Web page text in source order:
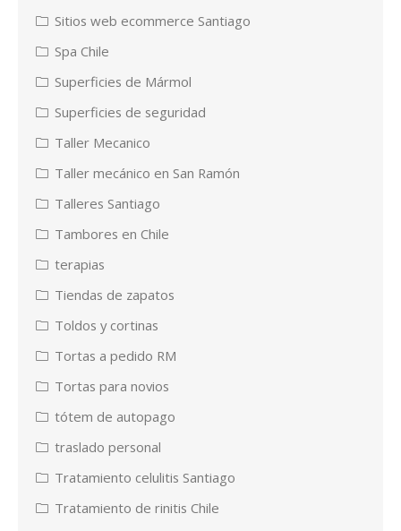
Sitios web ecommerce Santiago
Spa Chile
Superficies de Mármol
Superficies de seguridad
Taller Mecanico
Taller mecánico en San Ramón
Talleres Santiago
Tambores en Chile
terapias
Tiendas de zapatos
Toldos y cortinas
Tortas a pedido RM
Tortas para novios
tótem de autopago
traslado personal
Tratamiento celulitis Santiago
Tratamiento de rinitis Chile